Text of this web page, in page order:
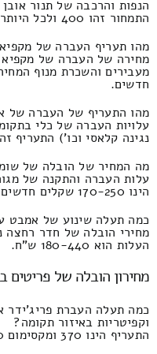
הנפות והרכבה של תנור
התמחור זהו 400 ולכל היותר 170 שקל חדש.
מהו תעריף העברה של
מחירה של העברה של מקפיא
חדשים.
מהו התעריף של העברה של
עלויות העברה של כלי
נגינה קלאסי וכו') התעריף זה 510 ולכל היותר 200 ₪.
מה המחיר של הובלה של
עלות העברה והתקנה של
הינו 170-250 שקלים חדשים.
כמה תעלה שינוע של אמבט
מחירי הובלה של חדר רחצה
העלות הוא 180-440 ש"ח.
מחירון הובלה של פריטים
כמה תעלה העברת פריג'ידר
וקפיטריות באיזור תקומה?
התעריף הינו 370 ומקסימום 240 ₪.